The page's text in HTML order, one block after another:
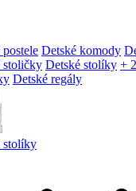
Detské komody
stoličky Detské stolíky +
Detské regály
stolíky